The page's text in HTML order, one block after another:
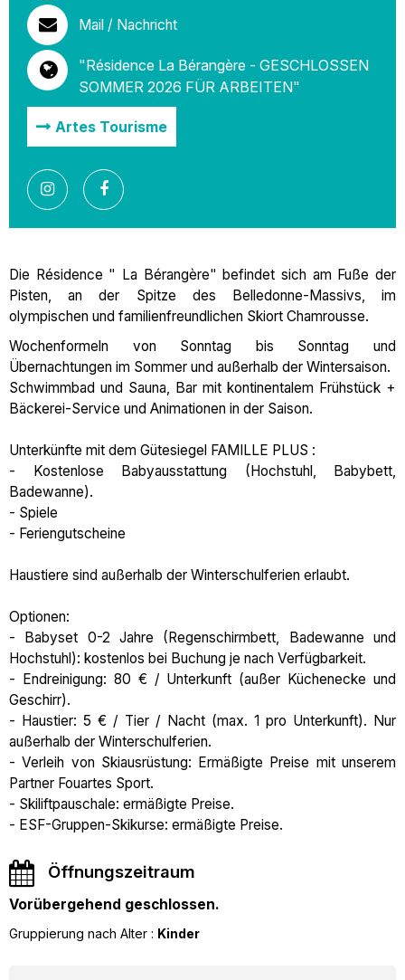
Mail / Nachricht
"Résidence La Bérangère - GESCHLOSSEN
SOMMER 2026 FÜR ARBEITEN"
Artes Tourisme
Die Résidence " La Bérangère" befindet sich am Fuße der
Pisten, an der Spitze des Belledonne-Massivs, im
olympischen und familienfreundlichen Skiort Chamrousse.
Wochenformeln von Sonntag bis Sonntag und
Übernachtungen im Sommer und außerhalb der Wintersaison.
Schwimmbad und Sauna, Bar mit kontinentalem Frühstück +
Bäckerei-Service und Animationen in der Saison.
Unterkünfte mit dem Gütesiegel FAMILLE PLUS :
- Kostenlose Babyausstattung (Hochstuhl, Babybett,
Badewanne).
- Spiele
- Feriengutscheine
Haustiere sind außerhalb der Winterschulferien erlaubt.
Optionen:
- Babyset 0-2 Jahre (Regenschirmbett, Badewanne und
Hochstuhl): kostenlos bei Buchung je nach Verfügbarkeit.
- Endreinigung: 80 € / Unterkunft (außer Küchenecke und
Geschirr).
- Haustier: 5 € / Tier / Nacht (max. 1 pro Unterkunft). Nur
außerhalb der Winterschulferien.
- Verleih von Skiausrüstung: Ermäßigte Preise mit unserem
Partner Fouartes Sport.
- Skiliftpauschale: ermäßigte Preise.
- ESF-Gruppen-Skikurse: ermäßigte Preise.
Öffnungszeitraum
Vorübergehend geschlossen.
Gruppierung nach Alter : Kinder